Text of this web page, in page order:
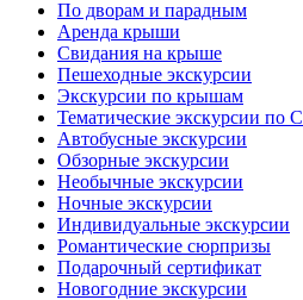
По дворам и парадным
Аренда крыши
Свидания на крыше
Пешеходные экскурсии
Экскурсии по крышам
Тематические экскурсии по
Автобусные экскурсии
Обзорные экскурсии
Необычные экскурсии
Ночные экскурсии
Индивидуальные экскурсии
Романтические сюрпризы
Подарочный сертификат
Новогодние экскурсии